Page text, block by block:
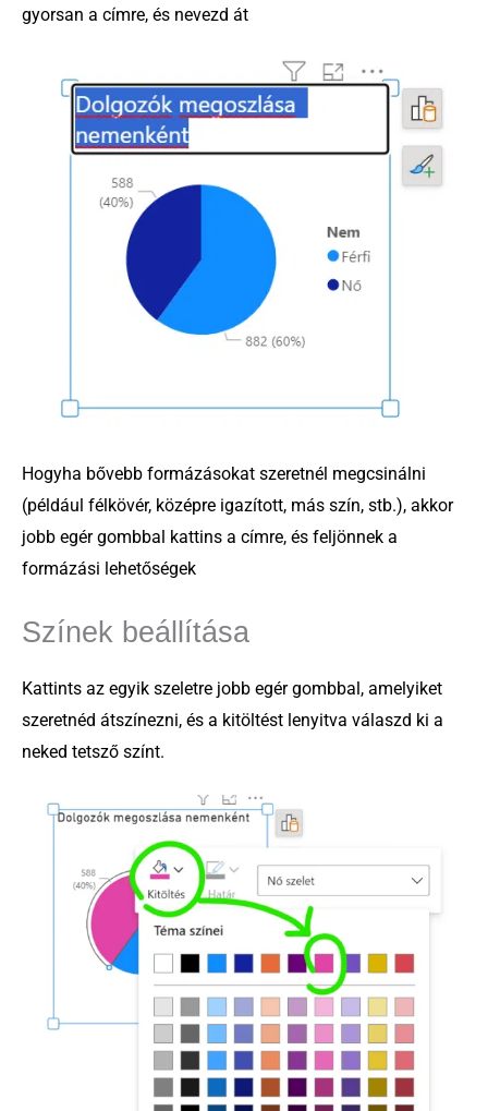
gyorsan a címre, és nevezd át
Hogyha bővebb formázásokat szeretnél megcsinálni
(például félkövér, középre igazított, más szín, stb.), akkor
jobb egér gombbal kattins a címre, és feljönnek a
formázási lehetőségek
Színek beállítása
Kattints az egyik szeletre jobb egér gombbal, amelyiket
szeretnéd átszínezni, és a kitöltést lenyitva válaszd ki a
neked tetsző színt.